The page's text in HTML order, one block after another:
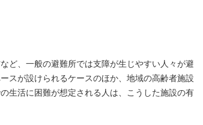
ど、一般の避難所では支障が生じやすい人々が避
スが設けられるケースのほか、地域の高齢者施設
生活に困難が想定される人は、こうした施設の有